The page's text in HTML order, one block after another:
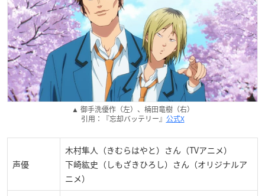
▲ 御手洗優作（左）、楠田竜樹（右）
引用：『忘却バッテリー』 公式X
声優
木村隼人（きむらはやと）さん（TVアニメ）
下崎紘史（しもざきひろし）さん（オリジナルア
ニメ）